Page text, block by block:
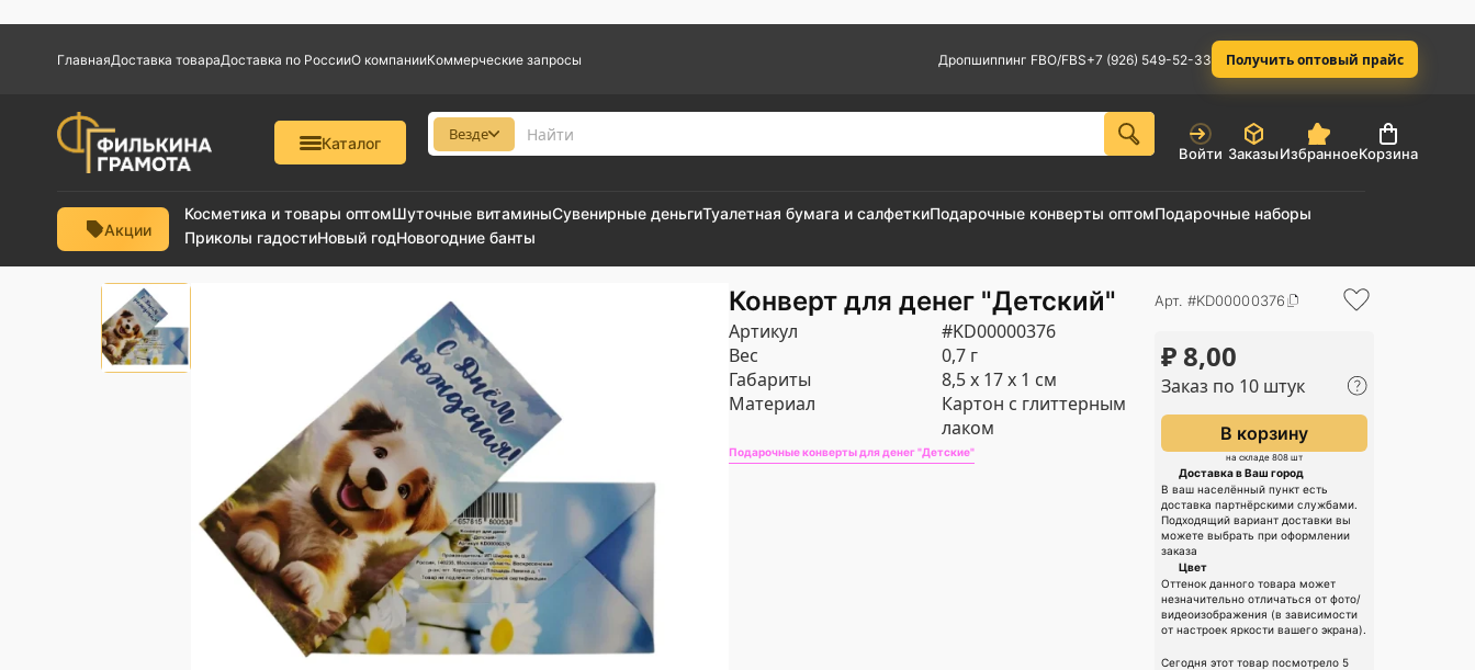
ГлавнаяДоставка товараДоставка по РоссииО компанииКоммерческие запросы Дропшиппинг FBO/FBS+7 (926) 549-52-33 Получить оптовый прайс
Каталог Везде
Войти ЗаказыИзбранноеКорзина
Акции
Косметика и товары оптомШуточные витаминыСувенирные деньгиТуалетная бумага и салфеткиПодарочные конверты оптомПодарочные наборы
Приколы гадостиНовый годНовогодние банты
Конверт для денег "Детский"
Артикул
#KD00000376
Вес
0,7 г
Габариты
8,5 х 17 х 1 см
Материал
Картон с глиттерным
лаком
Подарочные конверты для денег "Детские"
Арт. #KD00000376
₽ 8,00
Заказ по 10 штук
В корзину
на складе 808 шт
Доставка в Ваш город
В ваш населённый пункт есть
доставка партнёрскими службами.
Подходящий вариант доставки вы
можете выбрать при оформлении
заказа
Цвет
Оттенок данного товара может
незначительно отличаться от фото/
видеоизображения (в зависимости
от настроек яркости вашего экрана).
Сегодня этот товар посмотрело 5